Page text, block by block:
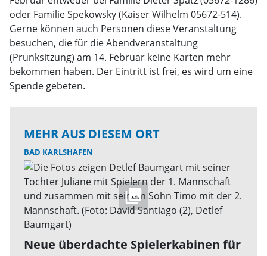
oder Familie Spekowsky (Kaiser Wilhelm 05672-514).
Gerne können auch Personen diese Veranstaltung
besuchen, die für die Abendveranstaltung
(Prunksitzung) am 14. Februar keine Karten mehr
bekommen haben. Der Eintritt ist frei, es wird um eine
Spende gebeten.
MEHR AUS DIESEM ORT
BAD KARLSHAFEN
Neue überdachte Spielerkabinen für